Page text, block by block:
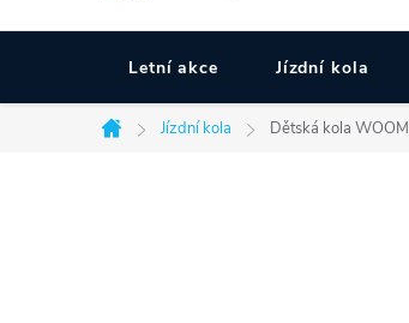
Letní akce Jízdní kola
Domů
Jízdní kola Dětská kola WOOM